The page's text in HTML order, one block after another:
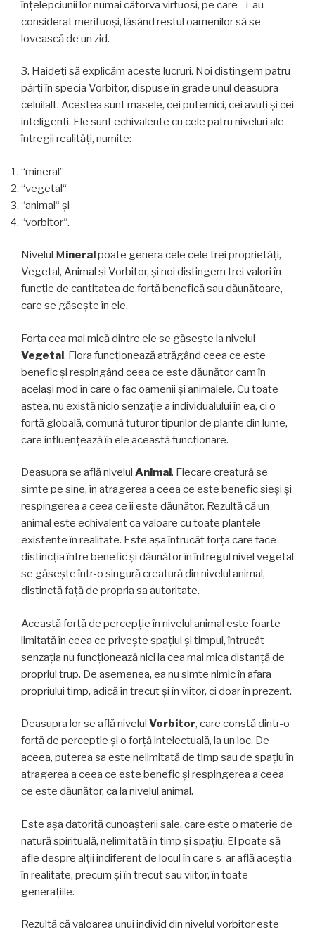
înţelepciunii lor numai câtorva virtuosi, pe care i-au
considerat merituoşi, lăsând restul oamenilor să se
lovească de un zid.
3. Haideţi să explicăm aceste lucruri. Noi distingem patru
părți în specia Vorbitor, dispuse în grade unul deasupra
celuilalt. Acestea sunt masele, cei puternici, cei avuţi şi cei
inteligenţi. Ele sunt echivalente cu cele patru niveluri ale
întregii realităţi, numite:
“mineral”
“vegetal“
“animal“ şi
“vorbitor“.
Nivelul Mineralpoate genera cele cele trei proprietăți,
Vegetal, Animal și Vorbitor, și noi distingem trei valori în
funcție de cantitatea de forță benefică sau dăunătoare,
care se găsește în ele.
Forța cea mai mică dintre ele se găseşte la nivelul
Vegetal. Flora funcţionează atrăgând ceea ce este
benefic şi respingând ceea ce este dăunător cam în
acelaşi mod în care o fac oamenii şi animalele. Cu toate
astea, nu există nicio senzaţie a individualului în ea, ci o
forţă globală, comună tuturor tipurilor de plante din lume,
care influenţează în ele această funcționare.
Deasupra se află nivelul Animal. Fiecare creatură se
simte pe sine, în atragerea a ceea ce este benefic sieşi şi
respingerea a ceea ce îi este dăunător. Rezultă că un
animal este echivalent ca valoare cu toate plantele
existente în realitate. Este aşa întrucât forţa care face
distincţia între benefic şi dăunător în întregul nivel vegetal
se găseşte într-o singură creatură din nivelul animal,
distinctă faţă de propria sa autoritate.
Această forță de percepţie în nivelul animal este foarte
limitată în ceea ce privește spaţiul și timpul, întrucât
senzația nu funcționează nici la cea mai mica distanţă de
propriul trup. De asemenea, ea nu simte nimic în afara
propriului timp, adică în trecut și în viitor, ci doar în prezent.
Deasupra lor se află nivelul Vorbitor, care constă dintr-o
forță de percepție și o forță intelectuală, la un loc. De
aceea, puterea sa este nelimitată de timp sau de spaţiu în
atragerea a ceea ce este benefic şi respingerea a ceea
ce este dăunător, ca la nivelul animal.
Este aşa datorită cunoaşterii sale, care este o materie de
natură spirituală, nelimitată în timp şi spaţiu. El poate să
afle despre alţii indiferent de locul în care s-ar află aceştia
în realitate, precum şi în trecut sau viitor, în toate
generaţiile.
Rezultă că valoarea unui individ din nivelul vorbitor este